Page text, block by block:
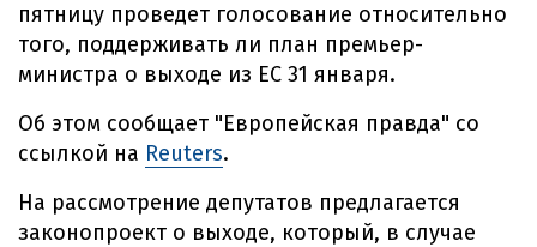
пятницу проведет голосование относительно
того, поддерживать ли план премьер-
министра о выходе из ЕС 31 января.
Об этом сообщает "Европейская правда" со
ссылкой на Reuters.
На рассмотрение депутатов предлагается
законопроект о выходе, который, в случае